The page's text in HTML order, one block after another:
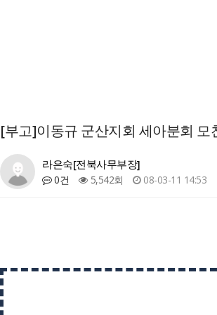
[부고]이동규 군산지회 세아분회 모
라은숙[전북사무부장]
0건 5,542회 08-03-11 14:53